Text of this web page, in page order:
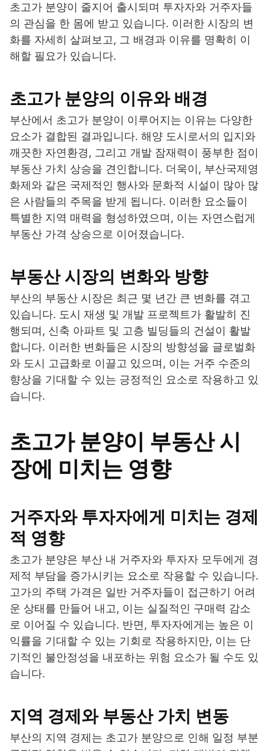
초고가 분양이 줄지어 출시되며 투자자와 거주자들
의 관심을 한 몸에 받고 있습니다. 이러한 시장의 변
화를 자세히 살펴보고, 그 배경과 이유를 명확히 이
해할 필요가 있습니다.
초고가 분양의 이유와 배경
부산에서 초고가 분양이 이루어지는 이유는 다양한
요소가 결합된 결과입니다. 해양 도시로서의 입지와
깨끗한 자연환경, 그리고 개발 잠재력이 풍부한 점이
부동산 가치 상승을 견인합니다. 더욱이, 부산국제영
화제와 같은 국제적인 행사와 문화적 시설이 많아 많
은 사람들의 주목을 받게 됩니다. 이러한 요소들이
특별한 지역 매력을 형성하였으며, 이는 자연스럽게
부동산 가격 상승으로 이어졌습니다.
부동산 시장의 변화와 방향
부산의 부동산 시장은 최근 몇 년간 큰 변화를 겪고
있습니다. 도시 재생 및 개발 프로젝트가 활발히 진
행되며, 신축 아파트 및 고층 빌딩들의 건설이 활발
합니다. 이러한 변화들은 시장의 방향성을 글로벌화
와 도시 고급화로 이끌고 있으며, 이는 거주 수준의
향상을 기대할 수 있는 긍정적인 요소로 작용하고 있
습니다.
초고가 분양이 부동산 시
장에 미치는 영향
거주자와 투자자에게 미치는 경제
적 영향
초고가 분양은 부산 내 거주자와 투자자 모두에게 경
제적 부담을 증가시키는 요소로 작용할 수 있습니다.
고가의 주택 가격은 일반 거주자들이 접근하기 어려
운 상태를 만들어 내고, 이는 실질적인 구매력 감소
로 이어질 수 있습니다. 반면, 투자자에게는 높은 이
익률을 기대할 수 있는 기회로 작용하지만, 이는 단
기적인 불안정성을 내포하는 위험 요소가 될 수도 있
습니다.
지역 경제와 부동산 가치 변동
부산의 지역 경제는 초고가 분양으로 인해 일정 부분